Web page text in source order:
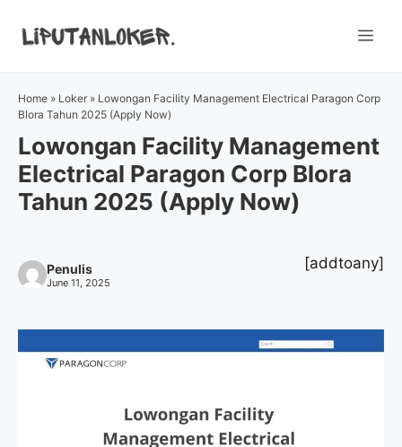
Home » Loker » Lowongan Facility Management Electrical Paragon Corp
Blora Tahun 2025 (Apply Now)
Lowongan Facility Management
Electrical Paragon Corp Blora
Tahun 2025 (Apply Now)
Penulis
June 11, 2025
[addtoany]